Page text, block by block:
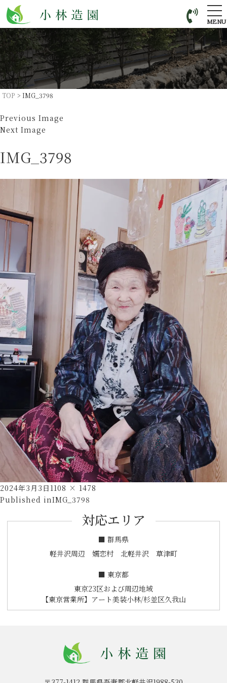
MENU
TOP >IMG_3798
Previous Image
Next Image
IMG_3798
Posted
on
2024年3月3日 Full
size
1108 × 1478
投
ン
Published inIMG_3798
対応エリア
■ 群馬県
軽井沢周辺 嬬恋村 北軽井沢 草津町
■ 東京都
東京23区および周辺地域
【東京営業所】アート美装小林/杉並区久我山